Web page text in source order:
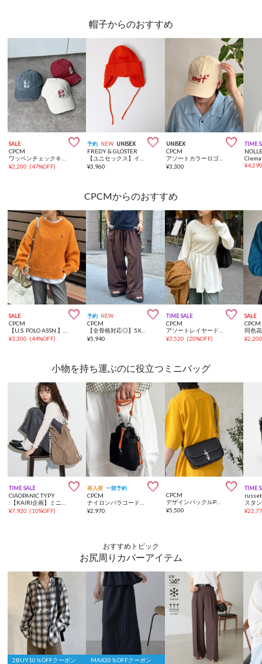
帽子からのおすすめ
SALE 
CPCM
¥2,200 (47%OFF)
予約 NEW UNISEX 
FREDY & GLOSTER
¥3,960
UNISEX 
CPCM
アソートカラーロゴキャップ
¥3,300
TIME
¥
CPCMからのおすすめ
SALE 
CPCM
¥3,300 (44%OFF)
予約 NEW 
CPCM
¥5,940
TIME SALE 
CPCM
¥3,520 (20%OFF)
SALE
CPCM
¥
小物を持ち運ぶのに役立つミニバッグ
TIME SALE 
CIAOPANIC TYPY
:【KAIRI企画】ミニショルダー付きマルチBAG
¥7,920 (10%OFF)
再入荷 一部予約 
CPCM
ナイロンパラコードミニショルダー
¥2,970

CPCM
デザインバックルPUミニショルダー
¥5,500
TIME
russet
¥
おすすめトピック
お尻周りカバーアイテム
2BUY10％OFFクーポン MAX20％OFFクーポン